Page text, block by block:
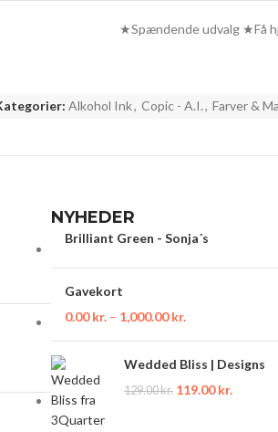
★Spændende udvalg ★Få
Alkohol Ink, Copic - A.I., Farver &
NYHEDER
Brilliant Green - Sonja´s
Gavekort
0.00kr. – 1,000.00kr.
Wedded Bliss | Designs
129.00kr. 119.00kr.